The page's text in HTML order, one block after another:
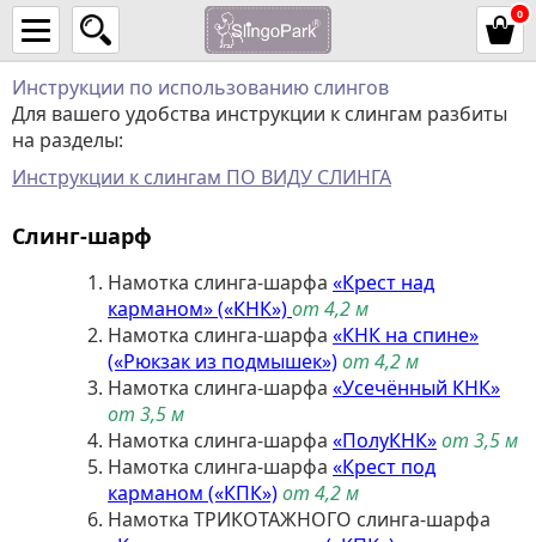
0
Инструкции по использованию слингов
Для вашего удобства инструкции к слингам разбиты
на разделы:
Инструкции к слингам ПО ВИДУ СЛИНГА
Слинг-шарф
Намотка слинга-шарфа «Крест над
карманом» («КНК»)от 4,2 м
Намотка слинга-шарфа «КНК на спине»
(«Рюкзак из подмышек»)от 4,2 м
Намотка слинга-шарфа «Усечённый КНК»
от 3,5 м
Намотка слинга-шарфа «ПолуКНК»от 3,5 м
Намотка слинга-шарфа «Крест под
карманом («КПК»)от 4,2 м
Намотка ТРИКОТАЖНОГО слинга-шарфа